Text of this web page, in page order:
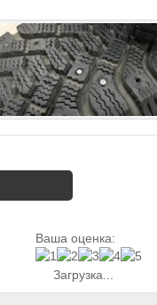
Ваша оценка:
Загрузка...